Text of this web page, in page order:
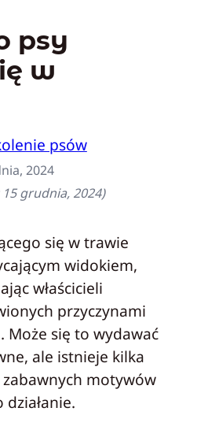
psy
w
psów
2024
15 grudnia, 2024)
się w trawie
widokiem,
właścicieli
przyczynami
Może się to wydawać
ale istnieje kilka
motywów